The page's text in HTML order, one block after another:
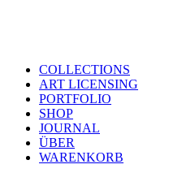
COLLECTIONS
ART LICENSING
PORTFOLIO
SHOP
JOURNAL
ÜBER
WARENKORB